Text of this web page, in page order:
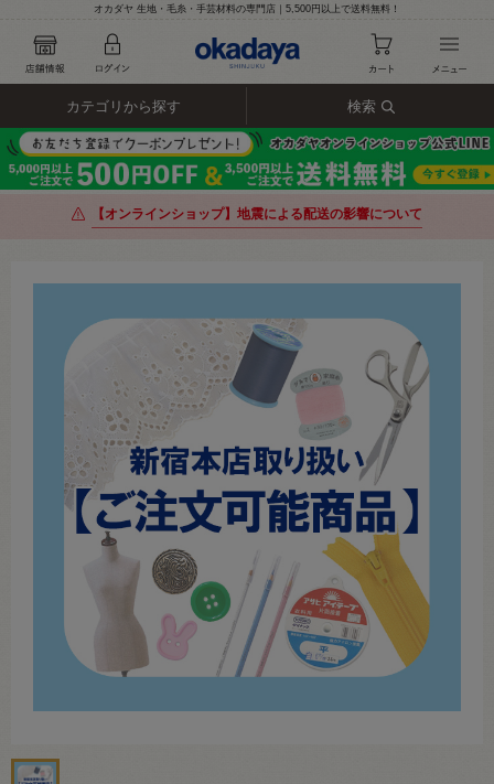
オカダヤ 生地・毛糸・手芸材料の専門店｜5,500円以上で送料無料！
カテゴリから探す 検索
【オンラインショップ】地震による配送の影響について